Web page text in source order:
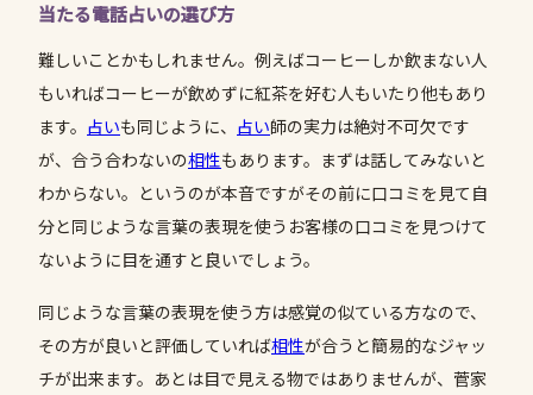
当たる電話占いの選び方
難しいことかもしれません。例えばコーヒーしか飲まない人
もいればコーヒーが飲めずに紅茶を好む人もいたり他もあり
ます。 占いも同じように、 占い師の実力は絶対不可欠です
が、合う合わないの相性もあります。まずは話してみないと
わからない。というのが本音ですがその前に口コミを見て自
分と同じような言葉の表現を使うお客様の口コミを見つけて
ないように目を通すと良いでしょう。
同じような言葉の表現を使う方は感覚の似ている方なので、
その方が良いと評価していれば相性が合うと簡易的なジャッ
チが出来ます。あとは目で見える物ではありませんが、菅家